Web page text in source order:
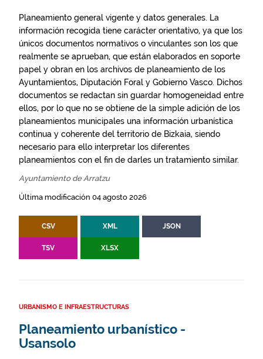
Planeamiento general vigente y datos generales. La
información recogida tiene carácter orientativo, ya que los
únicos documentos normativos o vinculantes son los que
realmente se aprueban, que están elaborados en soporte
papel y obran en los archivos de planeamiento de los
Ayuntamientos, Diputación Foral y Gobierno Vasco. Dichos
documentos se redactan sin guardar homogeneidad entre
ellos, por lo que no se obtiene de la simple adición de los
planeamientos municipales una información urbanística
continua y coherente del territorio de Bizkaia, siendo
necesario para ello interpretar los diferentes
planeamientos con el fin de darles un tratamiento similar.
Ayuntamiento de Arratzu
Última modificación 04 agosto 2026
CSV XML JSON
TSV XLSX
URBANISMO E INFRAESTRUCTURAS
Planeamiento urbanístico -
Usansolo